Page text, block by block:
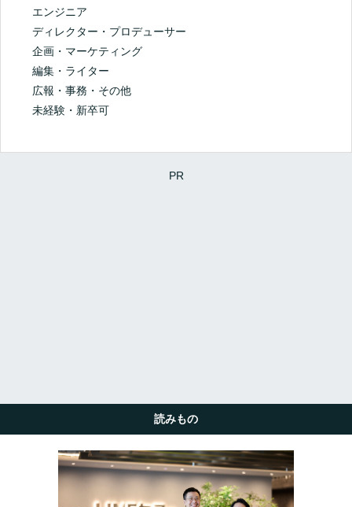
エンジニア
ディレクター・プロデューサー
企画・マーケティング
編集・ライター
広報・事務・その他
未経験・新卒可
PR
読みもの